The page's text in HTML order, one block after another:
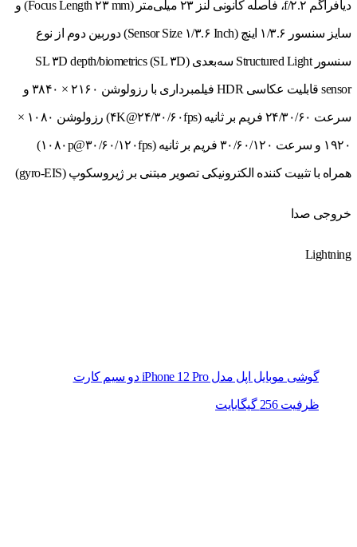
دیافراگم f/۲.۲، فاصله کانونی لنز ۲۳ میلی‌متر (Focus Length ۲۳ mm) و
سایز سنسور ۱/۳.۶ اینچ (Sensor Size ۱/۳.۶ Inch) دوربین دوم از نوع
سنسور Structured Light سه‌بعدی (SL ۳D) SL ۳D depth/biometrics
sensor قابلیت عکاسی HDR فیلمبرداری با رزولوشن ۲۱۶۰ × ۳۸۴۰ و
سرعت ۲۴/۳۰/۶۰ فریم بر ثانیه (۴K@۲۴/۳۰/۶۰fps) رزولوشن ۱۰۸۰ ×
۱۹۲۰ و سرعت ۳۰/۶۰/۱۲۰ فریم بر ثانیه (۱۰۸۰p@۳۰/۶۰/۱۲۰fps)
همراه با تثبیت کننده الکترونیکی تصویر مبتنی بر ژیروسکوپ (gyro-EIS)
خروجی صدا
Lightning
گوشی موبایل اپل مدل iPhone 12 Pro دو سیم‌ کارت
ظرفیت 256 گیگابایت